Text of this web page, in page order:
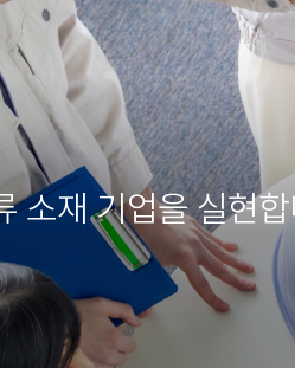
소재 기업을 실현